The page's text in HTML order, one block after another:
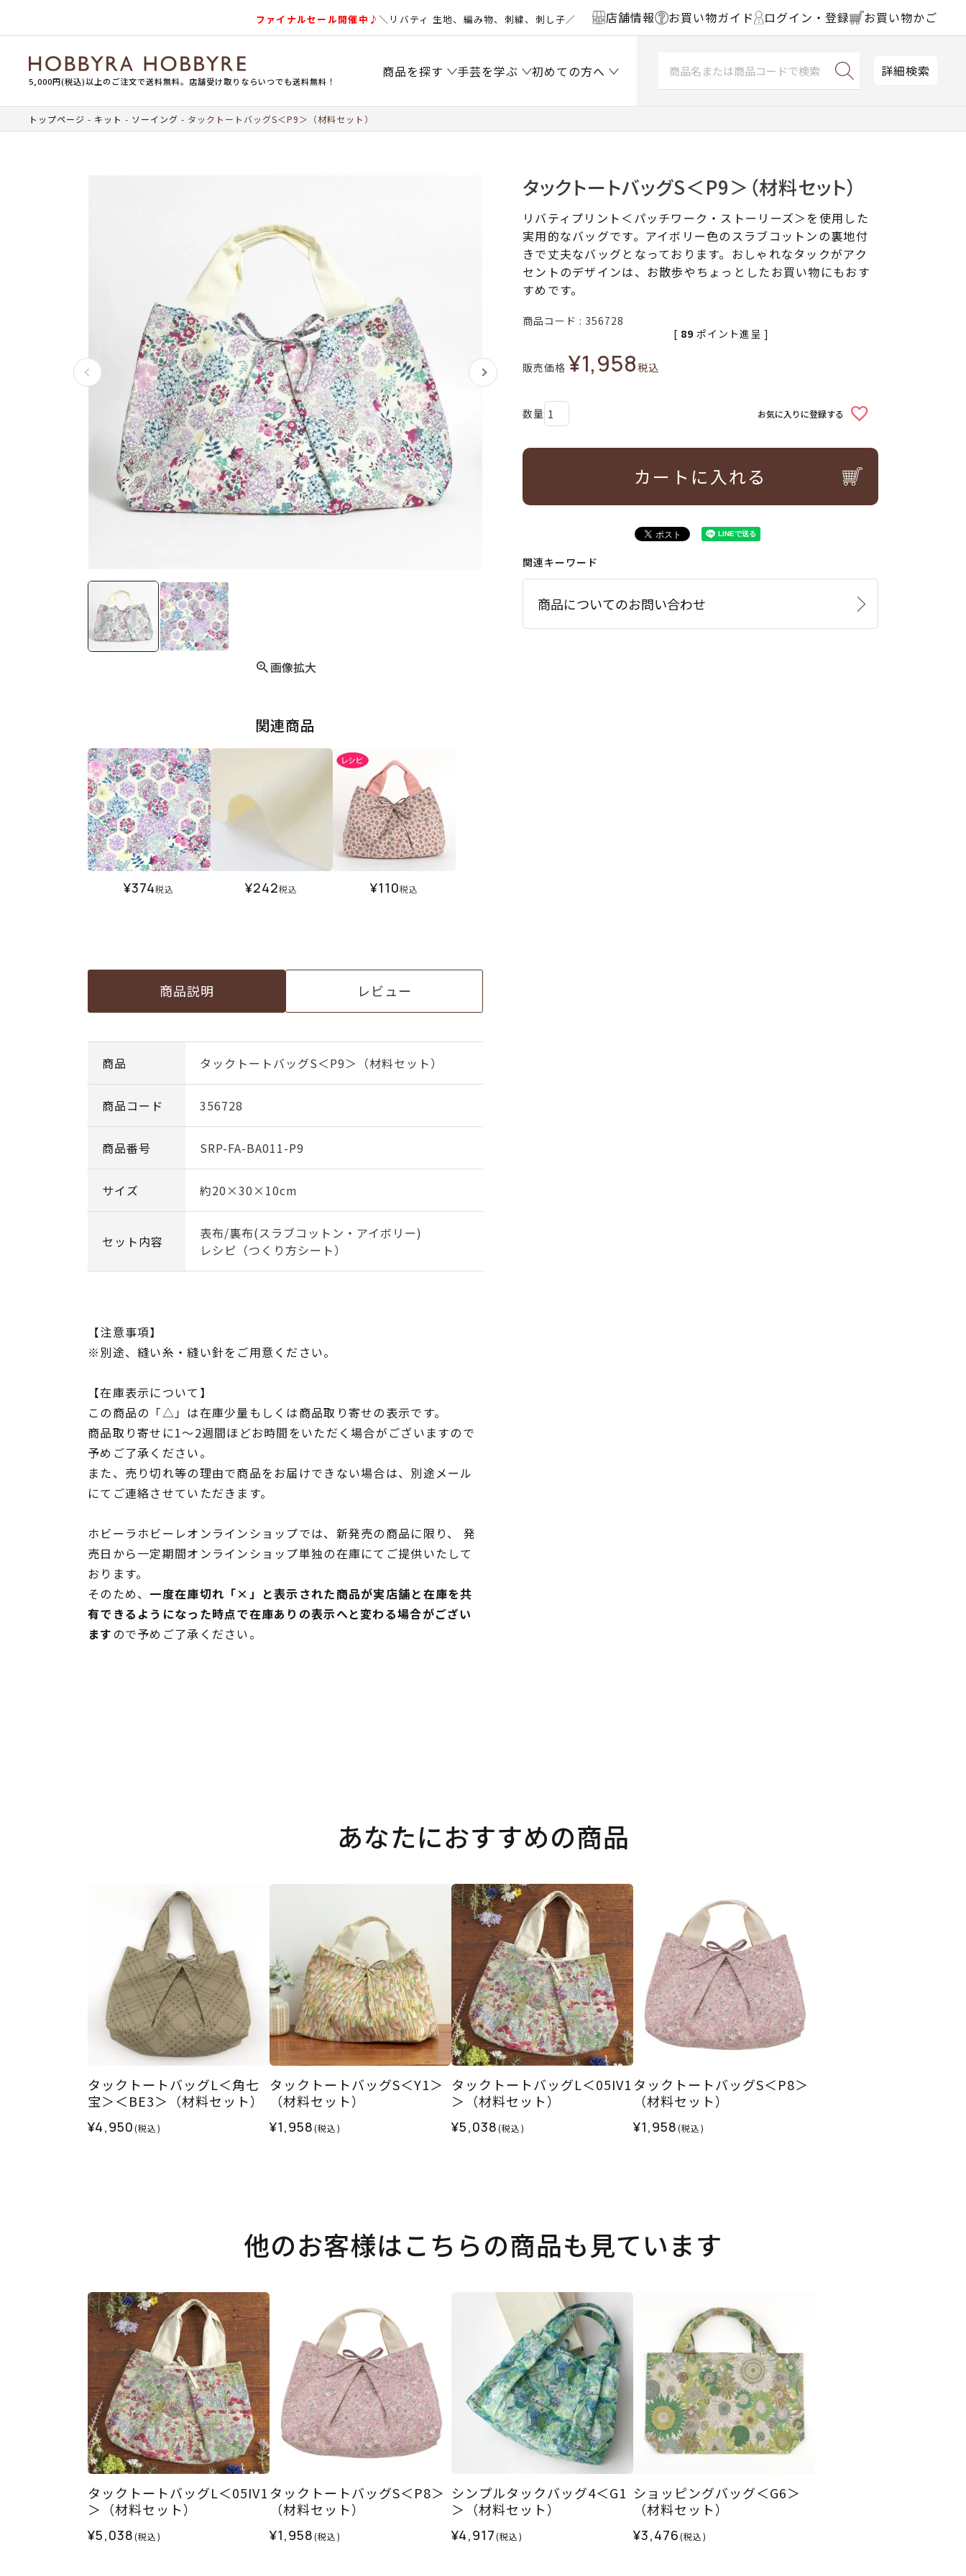
ファイナルセール開催中♪＼リバティ 生地、編み物、刺繍、刺し子／ 店舗情報 お買い物ガイド ログイン・登録 お買い物かご
5,000円(税込)以上のご注文で送料無料。店舗受け取りならいつでも送料無料！
商品を探す 手芸を学ぶ 初めての方へ 詳細検索
トップページ キット ソーイング タックトートバッグS＜P9＞（材料セット）
画像拡大
関連商品
¥374税込 ¥242税込 ¥110税込
商品説明 レビュー
商品 タックトートバッグS＜P9＞（材料セット）
商品コード 356728
商品番号 SRP-FA-BA011-P9
サイズ 約20×30×10cm
セット内容
表布/裏布(スラブコットン・アイボリー)
レシピ（つくり方シート）
【注意事項】
※別途、縫い糸・縫い針をご用意ください。
【在庫表示について】
この商品の「△」は在庫少量もしくは商品取り寄せの表示です。
商品取り寄せに1～2週間ほどお時間をいただく場合がございますので
予めご了承ください。
また、売り切れ等の理由で商品をお届けできない場合は、別途メール
にてご連絡させていただきます。
ホビーラホビーレオンラインショップでは、新発売の商品に限り、 発
売日から一定期間オンラインショップ単独の在庫にてご提供いたして
おります。
そのため、 一度在庫切れ「×」と表示された商品が実店舗と在庫を共
有できるようになった時点で在庫ありの表示へと変わる場合がござい
ますので予めご了承ください。
タックトートバッグS＜P9＞（材料セット）
リバティプリント＜パッチワーク・ストーリーズ＞を使用した
実用的なバッグです。アイボリー色のスラブコットンの裏地付
きで丈夫なバッグとなっております。おしゃれなタックがアク
セントのデザインは、お散歩やちょっとしたお買い物にもおす
すめです。
商品コード 356728
販売価格 ¥1,958税込
[ 89 ポイント進呈 ]
お気に入りに登録する
カートに入れる
関連キーワード
商品についてのお問い合わせ
あなたにおすすめの商品
タックトートバッグL＜角七
宝＞＜BE3＞（材料セット）
¥4,950(税込)
タックトートバッグS＜Y1＞
（材料セット）
¥1,958(税込)
タックトートバッグL＜05IV1
＞（材料セット）
¥5,038(税込)
タックトートバッグS＜P8＞
（材料セット）
¥1,958(税込)
他のお客様はこちらの商品も見ています
タックトートバッグL＜05IV1
＞（材料セット）
¥5,038(税込)
タックトートバッグS＜P8＞
（材料セット）
¥1,958(税込)
シンプルタックバッグ4＜G1
＞（材料セット）
¥4,917(税込)
ショッピングバッグ＜G6＞
（材料セット）
¥3,476(税込)